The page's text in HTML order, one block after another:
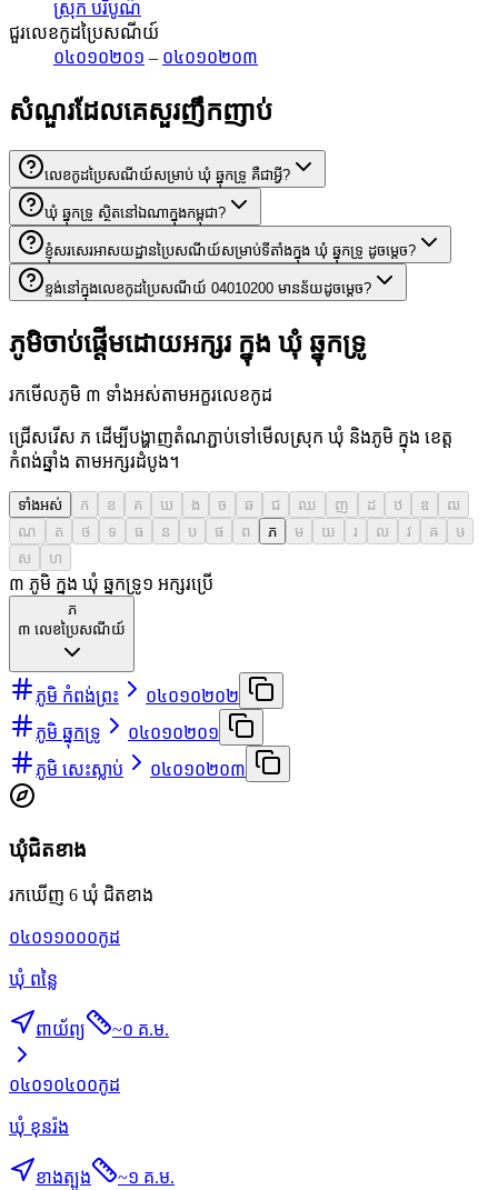
ស្រុក បរិបូណ៌
ជួរលេខកូដប្រៃសណីយ៍
០៤០១០២០១ – ០៤០១០២០៣
សំណួរដែលគេសួរញឹកញាប់
លេខកូដប្រៃសណីយ៍សម្រាប់ ឃុំ ឆ្នុកទ្រូ គឺជាអ្វី?
ឃុំ ឆ្នុកទ្រូ ស្ថិតនៅឯណាក្នុងកម្ពុជា?
ខ្ញុំសរសេរអាសយដ្ឋានប្រៃសណីយ៍សម្រាប់ទីតាំងក្នុង ឃុំ ឆ្នុកទ្រូ ដូចម្តេច?
ខ្ទង់នៅក្នុងលេខកូដប្រៃសណីយ៍ 04010200 មានន័យដូចម្តេច?
ភូមិចាប់ផ្តើមដោយអក្សរ ក្នុង ឃុំ ឆ្នុកទ្រូ
រកមើលភូមិ ៣ ទាំងអស់តាមអក្ខរលេខកូដ
ជ្រើសរើស ភ ដើម្បីបង្ហាញតំណភ្ជាប់ទៅមើលស្រុក ឃុំ និងភូមិ ក្នុង ខេត្ត
កំពង់ឆ្នាំង តាមអក្សរដំបូង។
ទាំងអស់ ក ខ គ ឃ ង ច ឆ ជ ឈ ញ ដ ឋ ឌ
ឍ
ណ
ត ថ ទ ធ ន ប ផ ព ភ ម យ រ ល វ ឝ
ឞ
ស
ហ
៣ ភូមិ ក្នុង ឃុំ ឆ្នុកទ្រូ១ អក្សរប្រើ
ភ
៣ លេខប្រៃសណីយ៍
ភូមិ កំពង់ព្រះ
០៤០១០២០២
ភូមិ ឆ្នុកទ្រូ
០៤០១០២០១
ភូមិ សេះស្លាប់
០៤០១០២០៣
ឃុំជិតខាង
រកឃើញ 6 ឃុំ ជិតខាង
០៤០១១០០០កូដ
ឃុំ ពន្លៃ
ពាយ័ព្យ ~០ គ.ម.
០៤០១០៤០០កូដ
ឃុំ ខុនរ៉ង
ខាងត្បូង ~១ គ.ម.